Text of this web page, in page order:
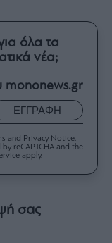
όλα τα
νέα;
mononews.gr
ΕΓΓΡΑΦΗ
and Privacy Notice.
reCAPTCHA and the
apply.
σας